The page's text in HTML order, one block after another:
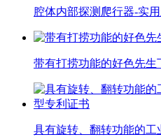
腔体内部探测爬行器-实
带有打捞功能的好色先生
具有旋转、翻转功能